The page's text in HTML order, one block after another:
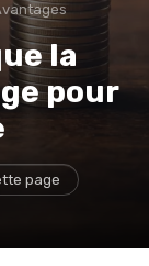
la
pour
page